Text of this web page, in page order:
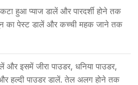
हुआ प्याज डालें और पारदर्शी होने तक
का पेस्ट डालें और कच्ची महक जाने तक
और इसमें जीरा पाउडर, धनिया पाउडर,
और हल्दी पाउडर डालें. तेल अलग होने तक